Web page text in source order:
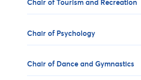
Chair of Tourism and Recreation
Chair of Psychology
Chair of Dance and Gymnastics